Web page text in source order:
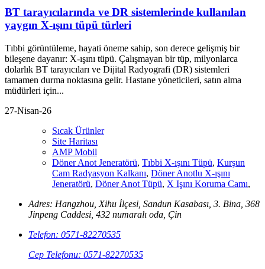
BT tarayıcılarında ve DR sistemlerinde kullanılan
yaygın X-ışını tüpü türleri
Tıbbi görüntüleme, hayati öneme sahip, son derece gelişmiş bir
bileşene dayanır: X-ışını tüpü. Çalışmayan bir tüp, milyonlarca
dolarlık BT tarayıcıları ve Dijital Radyografi (DR) sistemleri
tamamen durma noktasına gelir. Hastane yöneticileri, satın alma
müdürleri için...
27-Nisan-26
Sıcak Ürünler
Site Haritası
AMP Mobil
Döner Anot Jeneratörü, Tıbbi X-ışını Tüpü, Kurşun
Cam Radyasyon Kalkanı, Döner Anotlu X-ışını
Jeneratörü, Döner Anot Tüpü, X Işını Koruma Camı,
Adres: Hangzhou, Xihu İlçesi, Sandun Kasabası, 3. Bina, 368
Jinpeng Caddesi, 432 numaralı oda, Çin
Telefon: 0571-82270535
Cep Telefonu: 0571-82270535